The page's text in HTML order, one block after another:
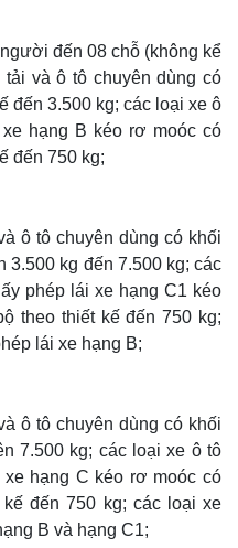
đến 08 chỗ (không kể
và ô tô chuyên dùng có
đến 3.500 kg; các loại xe ô
hạng B kéo rơ moóc có
đến 750 kg;
ô tô chuyên dùng có khối
3.500 kg đến 7.500 kg; các
phép lái xe hạng C1 kéo
theo thiết kế đến 750 kg;
lái xe hạng B;
ô tô chuyên dùng có khối
7.500 kg; các loại xe ô tô
hạng C kéo rơ moóc có
đến 750 kg; các loại xe
B và hạng C1;